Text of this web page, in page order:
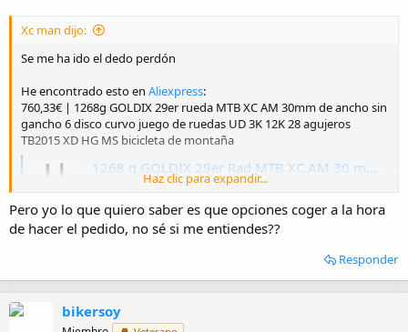
Xc man dijo:
Se me ha ido el dedo perdón
He encontrado esto en Aliexpress:
760,33€ | 1268g GOLDIX 29er rueda MTB XC AM 30mm de ancho sin
gancho 6 disco curvo juego de ruedas UD 3K 12K 28 agujeros
TB2015 XD HG MS bicicleta de montaña
1268 g GOLDIX 29er Rad MTB XC AM 30 mm breit Hakenloser 6-Biegung-Scheiben-Boost-Laufradsatz UD 3K 12K 28 Löcher TB2015 XD HG MS Mountainbike - AliExpress 18
Smarter Shopping, Better Living! Aliexpress.com
a.aliexpress.com
Haz clic para expandir...
Pero yo lo que quiero saber es que opciones coger a la hora
de hacer el pedido, no sé si me entiendes??
Responder
bikersoy